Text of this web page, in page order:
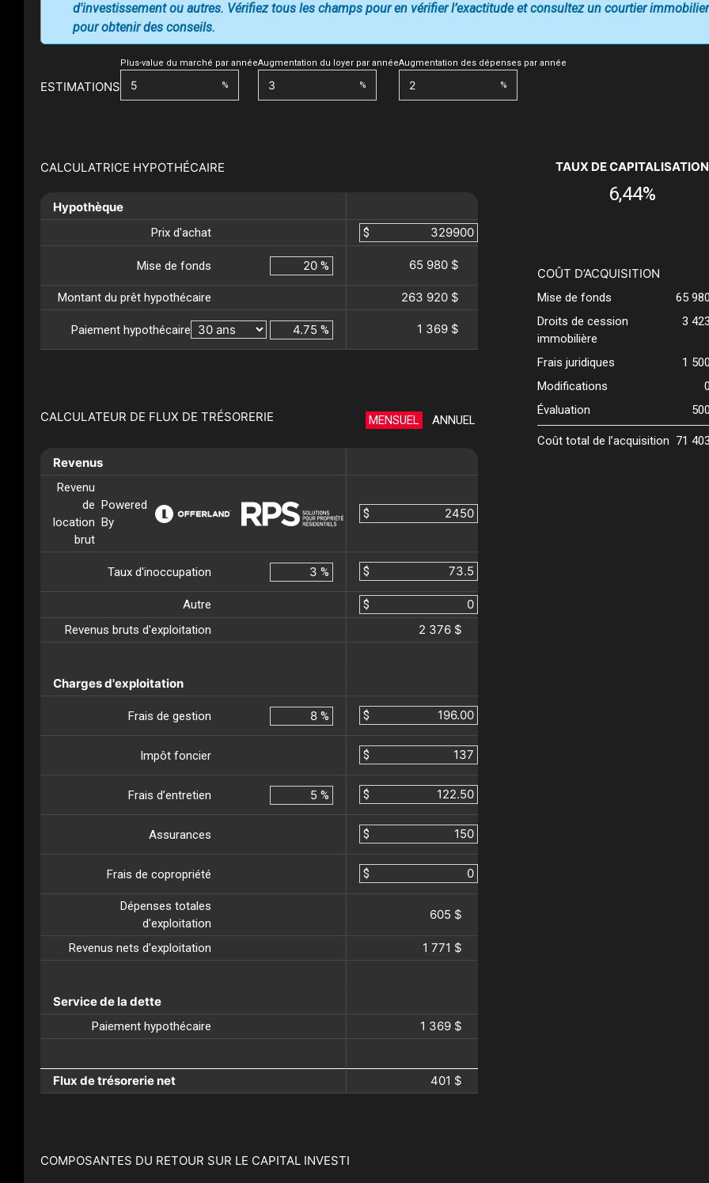
ESTIMATIONS
Plus-value du marché par année
%
Augmentation du loyer par année
%
Augmentation des dépenses par année
%
d'investissement ou autres. Vérifiez tous les champs pour en vérifier l’exactitude et consultez un courtier immobilier
pour obtenir des conseils.
CALCULATRICE HYPOTHÉCAIRE
Hypothèque
Prix d'achat $
Mise de fonds % 65 980 $
Montant du prêt hypothécaire 263 920 $
Paiement hypothécaire % 1 369 $
CALCULATEUR DE FLUX DE TRÉSORERIE MENSUEL ANNUEL
Revenus
Revenu
de
location
brut
Powered
By
$
Taux d'inoccupation % $
Autre
$
Revenus bruts d'exploitation
2 376 $
Charges d'exploitation
Frais de gestion % $
Impôt foncier $
Frais d’entretien % $
Assurances $
Frais de copropriété $
Dépenses totales
d'exploitation
605 $
Revenus nets d'exploitation 1 771 $
Service de la dette
Paiement hypothécaire 1 369 $
Flux de trésorerie net 401 $
TAUX DE CAPITALISATION
6,44%
COÛT D’ACQUISITION
Mise de fonds
65
Droits de cession
immobilière
3
Frais juridiques
1
Modifications
Évaluation
Coût total de l’acquisition 71
COMPOSANTES DU RETOUR SUR LE CAPITAL INVESTI